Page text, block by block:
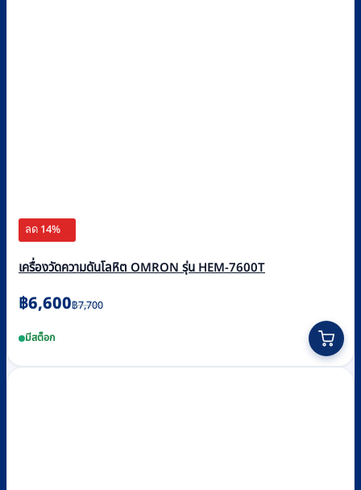
ลด 14%
เครื่องวัดความดันโลหิต OMRON รุ่น HEM-7600T
฿7,700
Original
was:
฿7,700.
฿6,600
Current
is:
฿6,600.
มีสต็อก